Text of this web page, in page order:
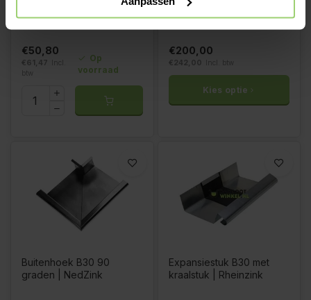
€50,80
€61,47
btw
Op
voorraad
bendARM
€200,00
€242,00
Kies optie
Buitenhoek B30 90
graden | NedZink
Expansiestuk B30 met
kraalstuk | Rheinzink